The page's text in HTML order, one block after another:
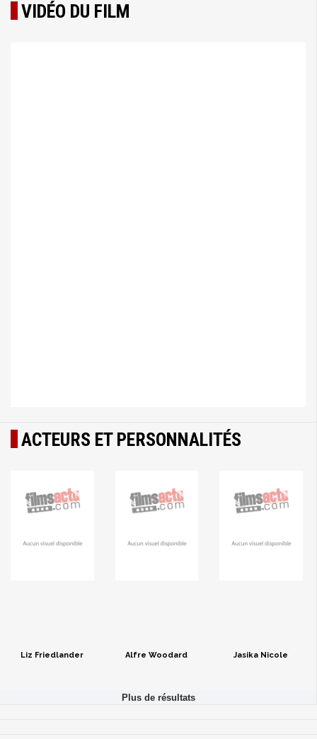
VIDÉO DU FILM
ACTEURS ET PERSONNALITÉS
Liz Friedlander Alfre Woodard Jasika Nicole